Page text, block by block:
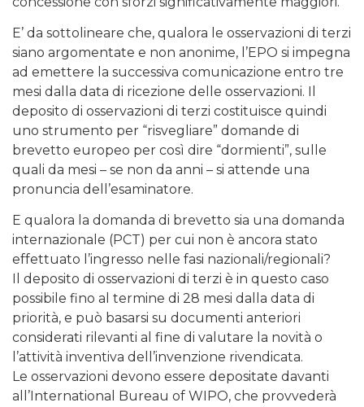
E’ da sottolineare che, qualora le osservazioni di terzi
siano argomentate e non anonime, l’EPO si impegna
ad emettere la successiva comunicazione entro tre
mesi dalla data di ricezione delle osservazioni. Il
deposito di osservazioni di terzi costituisce quindi
uno strumento per “risvegliare” domande di
brevetto europeo per così dire “dormienti”, sulle
quali da mesi – se non da anni – si attende una
pronuncia dell’esaminatore.
E qualora la domanda di brevetto sia una domanda
internazionale (PCT) per cui non è ancora stato
effettuato l’ingresso nelle fasi nazionali/regionali?
Il deposito di osservazioni di terzi è in questo caso
possibile fino al termine di 28 mesi dalla data di
priorità, e può basarsi su documenti anteriori
considerati rilevanti al fine di valutare la novità o
l’attività inventiva dell’invenzione rivendicata.
Le osservazioni devono essere depositate davanti
all’International Bureau of WIPO, che provvederà